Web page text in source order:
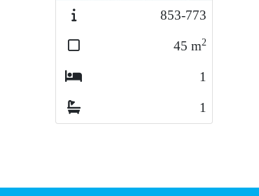
853-773
45 m2
1
1